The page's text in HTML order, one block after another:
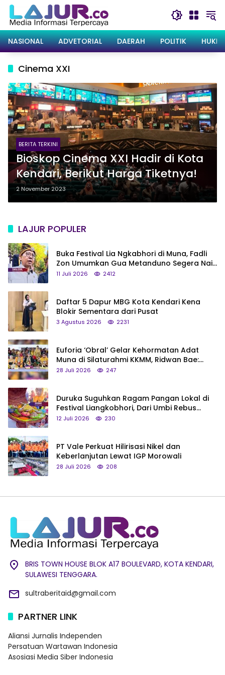
Langsung
konten
NASIONAL
ADVETORIAL DAERAH POLITIK
Cinema XXI
BERITA TERKINI
Bioskop Cinema XXI Hadir di Kota
Kendari, Berikut Harga Tiketnya!
2 November 2023
LAJUR POPULER
Buka Festival Lia Ngkabhori di Muna, Fadli
Zon Umumkan Gua Metanduno Segera Naik
Status Jadi Cagar Budaya Nasional
11 Juli 2026 2412
Daftar 5 Dapur MBG Kota Kendari Kena
Blokir Sementara dari Pusat
3 Agustus 2026 2231
Euforia ‘Obral’ Gelar Kehormatan Adat
Muna di Silaturahmi KKMM, Ridwan Bae:
Saya Bukan Tipe Begitu, Belum Pantas!
28 Juli 2026 247
Duruka Suguhkan Ragam Pangan Lokal di
Festival Liangkobhori, Dari Umbi Rebus
hingga Tumpeng Beras Muna
12 Juli 2026 230
PT Vale Perkuat Hilirisasi Nikel dan
Keberlanjutan Lewat IGP Morowali
28 Juli 2026 208
BRIS TOWN HOUSE BLOK A17 BOULEVARD, KOTA KENDARI,
SULAWESI TENGGARA.
sultraberitaid@gmail.com
PARTNER LINK
Aliansi Jurnalis Independen
Persatuan Wartawan Indonesia
Asosiasi Media Siber Indonesia